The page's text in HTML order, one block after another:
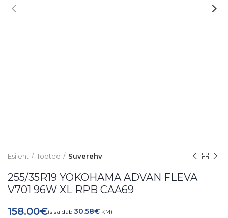
Esileht Tooted Suverehv
255/35R19 YOKOHAMA ADVAN FLEVA
V701 96W XL RPB CAA69
158.00€(sisaldab 30.58€ KM)